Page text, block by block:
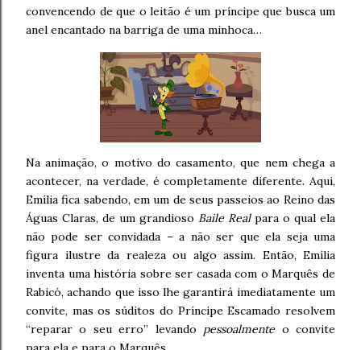
convencendo de que o leitão é um príncipe que busca um
anel encantado na barriga de uma minhoca…
Na animação, o motivo do casamento, que nem chega a
acontecer, na verdade, é completamente diferente. Aqui,
Emília fica sabendo, em um de seus passeios ao Reino das
Águas Claras, de um grandioso Baile Realpara o qual ela
não pode ser convidada – a não ser que ela seja uma
figura ilustre da realeza ou algo assim. Então, Emília
inventa uma história sobre ser casada com o Marquês de
Rabicó, achando que isso lhe garantirá imediatamente um
convite, mas os súditos do Príncipe Escamado resolvem
“reparar o seu erro” levando pessoalmente o convite